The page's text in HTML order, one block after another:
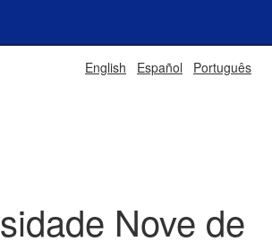
English Español Português
Nove de